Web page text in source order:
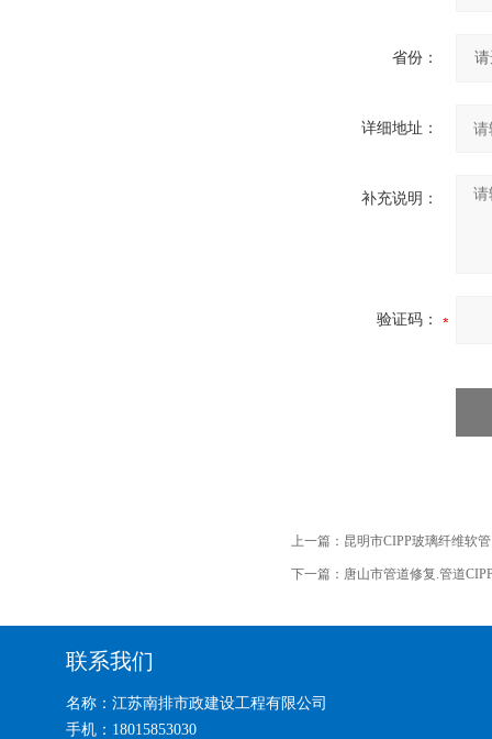
省份：
详细地址：
补充说明：
验证码：
上一篇： 昆明市CIPP玻璃纤维软
下一篇： 唐山市管道修复.管道
联系我们
名称：江苏南排市政建设工程有限公司
手机：18015853030